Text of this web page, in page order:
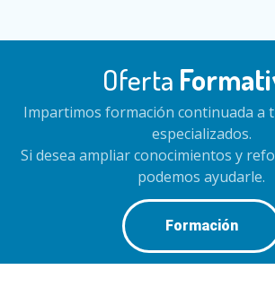
Oferta
Impartimos formación continuada a
especializados.
Si desea ampliar conocimientos y
podemos ayudarle.
Formación